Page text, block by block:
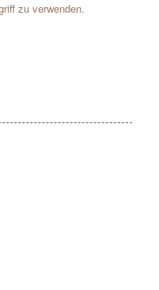
zu verwenden.